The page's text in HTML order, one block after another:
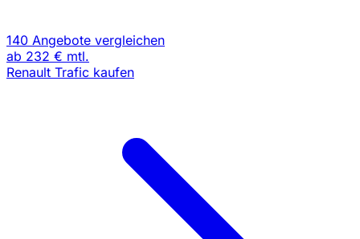
140 Angebote vergleichen
ab 232 € mtl.
Renault Trafic kaufen